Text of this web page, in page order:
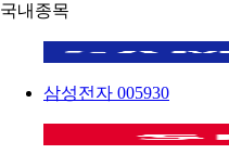
국내종목
삼성전자 005930